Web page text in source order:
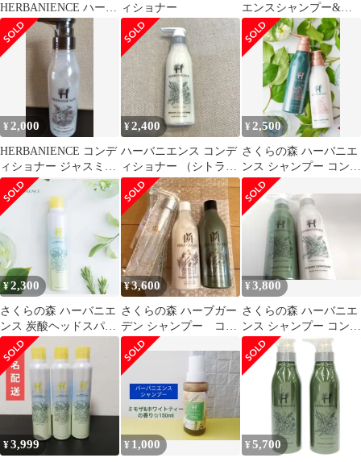
HERBANIENCE ハーバ
ニエンス シャンプー コ
ンデショナー ＜シトラ
ス＆ラベンダーの香り
＞ 300ml ×2本 (ma)
ィショナー
エンスシャンプー&コ
ンディションナーセッ
ト
¥2,000
HERBANIENCE コンデ
ィショナー ジャスミン
＆ベルガモット
¥2,400
ハーバニエンス コンデ
ィショナー （シトラス
ラベンダーの香り）
¥2,500
さくらの森 ハーバニエ
ンス シャンプー コンデ
ィショナー グリーンロ
ーズ
¥2,300
さくらの森 ハーバニエ
ンス 炭酸ヘッドスパシ
ャンプー
¥3,600
さくらの森 ハーブガー
デン シャンプー コン
ディショナー セット
オーガニック
¥3,800
さくらの森 ハーバニエ
ンス シャンプー コンデ
ィショナー セット 新品
③
¥3,999 ¥1,000 ¥ 5,700